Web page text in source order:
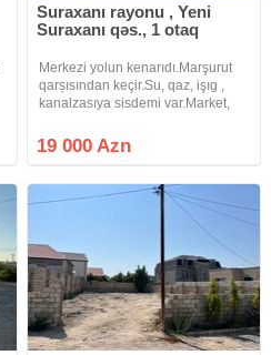
Suraxanı rayonu , Yeni
Suraxanı qəs., 1 otaq
Merkezi yolun kenarıdı.Marşurut
qarșısından keçir.Su, qaz, işıg ,
kanalzasıya sisdemi var.Market,
yanındadı.Real alıcılar zeng etsin
19 000 Azn